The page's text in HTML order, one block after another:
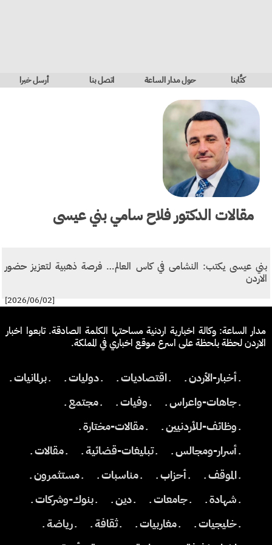
كتَّابنا حول مدار الساعة اتصل بنا أرسل خبرا
مقالات الدكتور فلاح سامي بني عيسى
بني عيسى يكتب: النشامى في كاس العالم… فرصة ذهبية لتعزيز حضور
الاردن
[2026/06/02]
مدار الساعة: وكالة اخبارية اردنية مساحتها الكلمة الصادقة. تابعوا اخبار
الاردن لحظة بلحظة على اسرع موقع اخباري في المملكة.
ـ أخبار-الأردن ـ ـ اقتصاديات ـ ـ دوليات ـ
ـ برلمانيات ـ
ـ جاهات-واعراس ـ
ـ وفيات ـ
ـ مجتمع ـ
ـ وظائف-للأردنيين ـ
ـ مقالات-مختارة ـ
ـ أسرار-ومجالس ـ
ـ تبليغات-قضائية ـ
ـ مقالات ـ
ـ الموقف ـ
ـ أحزاب ـ ـ مناسبات ـ
ـ مستثمرون ـ
ـ شهادة ـ
ـ جامعات ـ ـ دين ـ
ـ بنوك-وشركات ـ
ـ خليجيات ـ
ـ مغاربيات ـ ـ ثقافة ـ
ـ رياضة ـ